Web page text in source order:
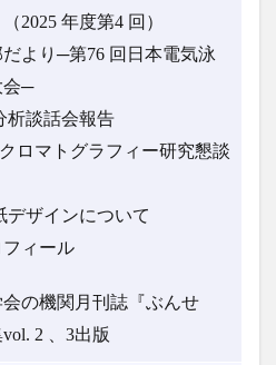
2025 年度第4 回）
より─第76 回日本電気泳
会─
析談話会報告
ロマトグラフィー研究懇談
デザインについて
ィール
会の機関月刊誌『ぶんせ
2 、3出版